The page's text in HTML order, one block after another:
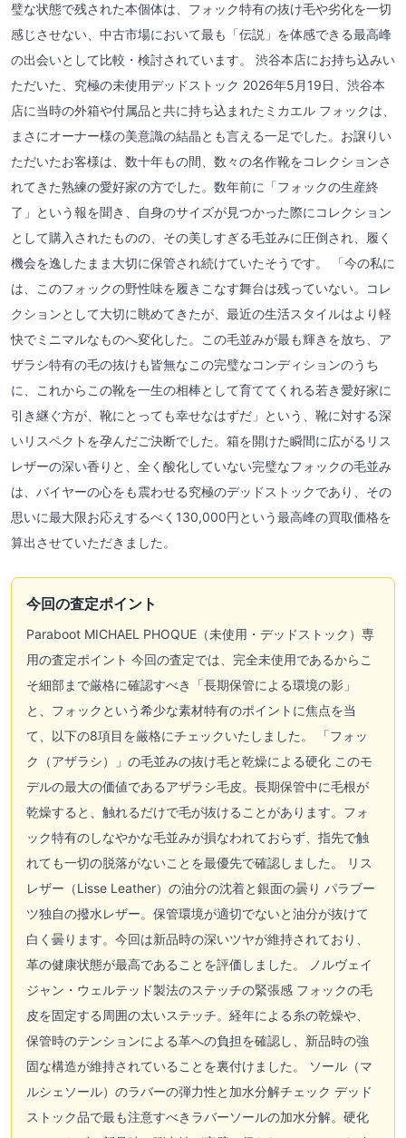
璧な状態で残された本個体は、フォック特有の抜け毛や劣化を一切
感じさせない、中古市場において最も「伝説」を体感できる最高峰
の出会いとして比較・検討されています。 渋谷本店にお持ち込みい
ただいた、究極の未使用デッドストック 2026年5月19日、渋谷本
店に当時の外箱や付属品と共に持ち込まれたミカエル フォックは、
まさにオーナー様の美意識の結晶とも言える一足でした。お譲りい
ただいたお客様は、数十年もの間、数々の名作靴をコレクションさ
れてきた熟練の愛好家の方でした。数年前に「フォックの生産終
了」という報を聞き、自身のサイズが見つかった際にコレクション
として購入されたものの、その美しすぎる毛並みに圧倒され、履く
機会を逸したまま大切に保管され続けていたそうです。 「今の私に
は、このフォックの野性味を履きこなす舞台は残っていない。コレ
クションとして大切に眺めてきたが、最近の生活スタイルはより軽
快でミニマルなものへ変化した。この毛並みが最も輝きを放ち、ア
ザラシ特有の毛の抜けも皆無なこの完璧なコンディションのうち
に、これからこの靴を一生の相棒として育ててくれる若き愛好家に
引き継ぐ方が、靴にとっても幸せなはずだ」という、靴に対する深
いリスペクトを孕んだご決断でした。箱を開けた瞬間に広がるリス
レザーの深い香りと、全く酸化していない完璧なフォックの毛並み
は、バイヤーの心をも震わせる究極のデッドストックであり、その
思いに最大限お応えするべく130,000円という最高峰の買取価格を
算出させていただきました。
今回の査定ポイント
Paraboot MICHAEL PHOQUE（未使用・デッドストック）専
用の査定ポイント 今回の査定では、完全未使用であるからこ
そ細部まで厳格に確認すべき「長期保管による環境の影」
と、フォックという希少な素材特有のポイントに焦点を当
て、以下の8項目を厳格にチェックいたしました。 「フォッ
ク（アザラシ）」の毛並みの抜け毛と乾燥による硬化 このモ
デルの最大の価値であるアザラシ毛皮。長期保管中に毛根が
乾燥すると、触れるだけで毛が抜けることがあります。フォ
ック特有のしなやかな毛並みが損なわれておらず、指先で触
れても一切の脱落がないことを最優先で確認しました。 リス
レザー（Lisse Leather）の油分の沈着と銀面の曇り パラブー
ツ独自の撥水レザー。保管環境が適切でないと油分が抜けて
白く曇ります。今回は新品時の深いツヤが維持されており、
革の健康状態が最高であることを評価しました。 ノルヴェイ
ジャン・ウェルテッド製法のステッチの緊張感 フォックの毛
皮を固定する周囲の太いステッチ。経年による糸の乾燥や、
保管時のテンションによる革への負担を確認し、新品時の強
固な構造が維持されていることを裏付けました。 ソール（マ
ルシェソール）のラバーの弾力性と加水分解チェック デッド
ストック品で最も注意すべきラバーソールの加水分解。硬化